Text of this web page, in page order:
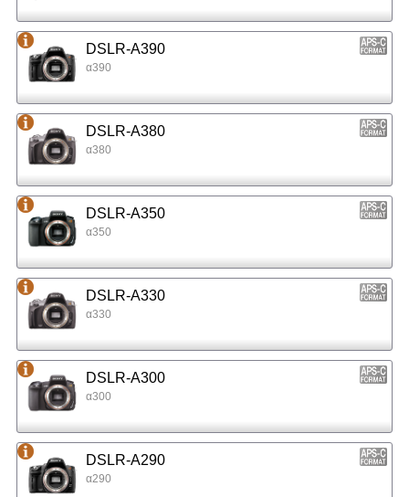
DSLR-A390
α390
DSLR-A380
α380
DSLR-A350
α350
DSLR-A330
α330
DSLR-A300
α300
DSLR-A290
α290